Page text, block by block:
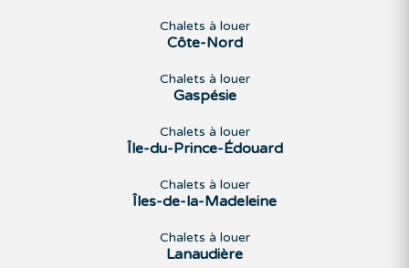
Chalets à louer
Côte-Nord
Chalets à louer
Gaspésie
Chalets à louer
Île-du-Prince-Édouard
Chalets à louer
Îles-de-la-Madeleine
Chalets à louer
Lanaudière